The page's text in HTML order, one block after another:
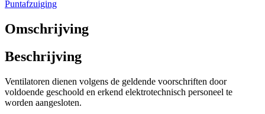
Puntafzuiging
Omschrijving
Beschrijving
Ventilatoren dienen volgens de geldende voorschriften door
voldoende geschoold en erkend elektrotechnisch personeel te
worden aangesloten.